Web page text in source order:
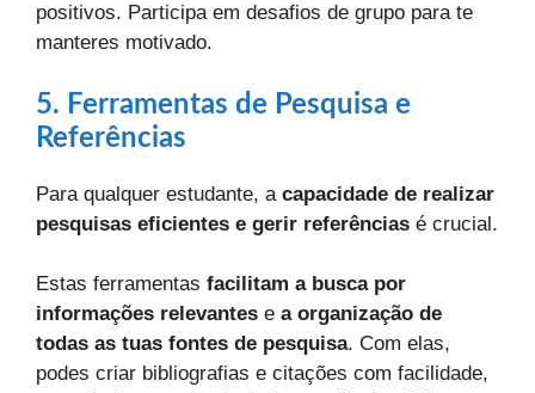
positivos. Participa em desafios de grupo para te
manteres motivado.
5. Ferramentas de Pesquisa e
Referências
Para qualquer estudante, a capacidade de realizar
pesquisas eficientes e gerir referências é crucial.
Estas ferramentas facilitam a busca por
informações relevantes e a organização de
todas as tuas fontes de pesquisa. Com elas,
podes criar bibliografias e citações com facilidade,